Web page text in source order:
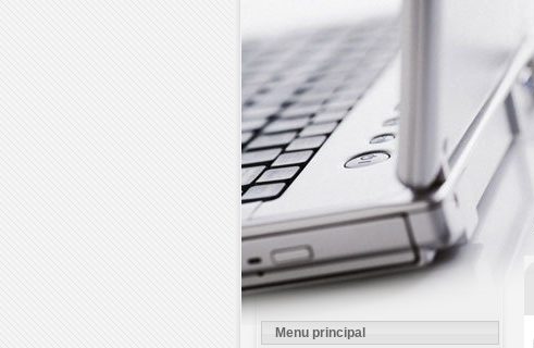
Menu principal